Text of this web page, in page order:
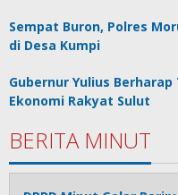
Sempat Buron, Polres
di Desa Kumpi
Gubernur Yulius Berharap
Ekonomi Rakyat Sulut
BERITA MINUT